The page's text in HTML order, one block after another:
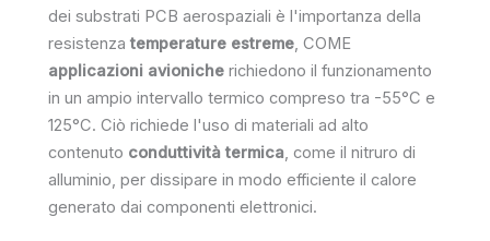
dei substrati PCB aerospaziali è l'importanza della
resistenza temperature estreme, COME
applicazioni avioniche richiedono il funzionamento
in un ampio intervallo termico compreso tra -55°C e
125°C. Ciò richiede l'uso di materiali ad alto
contenuto conduttività termica, come il nitruro di
alluminio, per dissipare in modo efficiente il calore
generato dai componenti elettronici.